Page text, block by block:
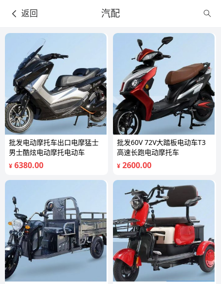
返回 汽配
批发电动摩托车出口电摩猛士
男士酷炫电动摩托电动车
¥ 6380.00
批发60V 72V大踏板电动车T3
高速长跑电动摩托车
¥ 2600.00